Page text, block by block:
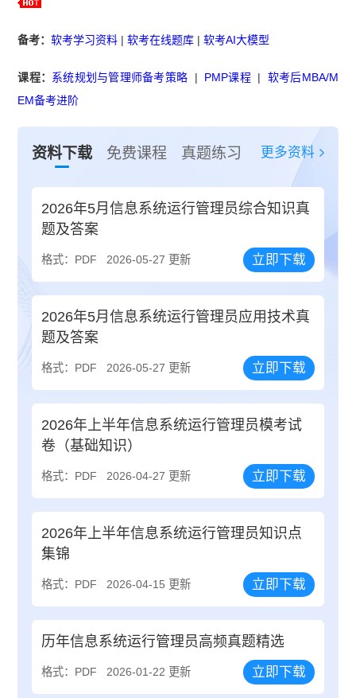
备考：软考学习资料 |软考在线题库 |软考AI大模型
课程： 系统规划与管理师备考策略 | PMP课程| 软考后MBA/M
EM备考进阶
资料下载 免费课程 真题练习 更多资料
2026年5月信息系统运行管理员综合知识真
题及答案
格式：PDF 2026-05-27 更新 立即下载
2026年5月信息系统运行管理员应用技术真
题及答案
格式：PDF 2026-05-27 更新 立即下载
2026年上半年信息系统运行管理员模考试
卷（基础知识）
格式：PDF 2026-04-27 更新 立即下载
2026年上半年信息系统运行管理员知识点
集锦
格式：PDF 2026-04-15 更新 立即下载
历年信息系统运行管理员高频真题精选
格式：PDF 2026-01-22 更新 立即下载